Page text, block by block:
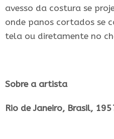
avesso da costura se
onde panos cortados se
tela ou diretamente no
Sobre a artista
Rio de Janeiro, Brasil,